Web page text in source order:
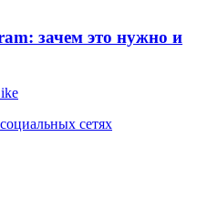
зачем это нужно и
сетях